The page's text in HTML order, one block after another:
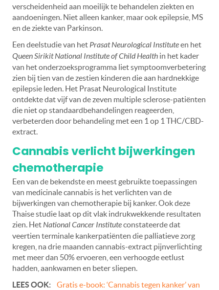
verscheidenheid aan moeilijk te behandelen ziekten en
aandoeningen. Niet alleen kanker, maar ook epilepsie, MS
en de ziekte van Parkinson.
Een deelstudie van het Prasat Neurological Instituteen het
Queen Sirikit National Institute of Child Health in het kader
van het onderzoeksprogramma liet symptoomverbetering
zien bij tien van de zestien kinderen die aan hardnekkige
epilepsie leden. Het Prasat Neurological Institute
ontdekte dat vijf van de zeven multiple sclerose-patiënten
die niet op standaardbehandelingen reageerden,
verbeterden door behandeling met een 1 op 1 THC/CBD-
extract.
Cannabis verlicht bijwerkingen
chemotherapie
Een van de bekendste en meest gebruikte toepassingen
van medicinale cannabis is het verlichten van de
bijwerkingen van chemotherapie bij kanker. Ook deze
Thaise studie laat op dit vlak indrukwekkende resultaten
zien. HetNational Cancer Instituteconstateerde dat
veertien terminale kankerpatiënten die palliatieve zorg
kregen, na drie maanden cannabis-extract pijnverlichting
met meer dan 50% ervoeren, een verhoogde eetlust
hadden, aankwamen en beter sliepen.
LEES OOK:
Gratis e-book: ‘Cannabis tegen kanker’ van